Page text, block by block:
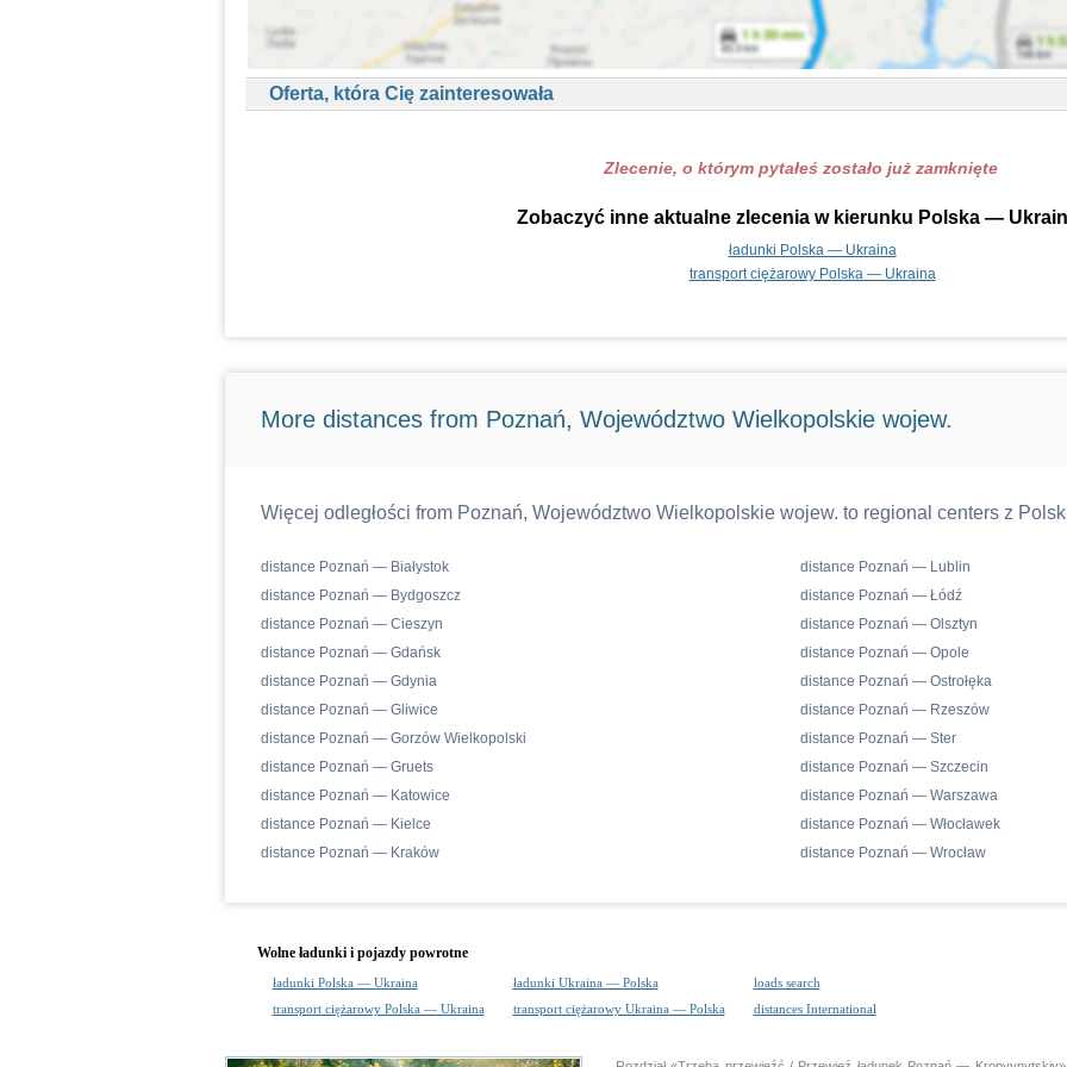
Oferta, która Cię zainteresowała
Zlecenie, o którym pytałeś zostało już zamknięte
Zobaczyć inne aktualne zlecenia w kierunku Polska —
ładunki Polska — Ukraina
transport ciężarowy Polska — Ukraina
More distances from Poznań, Województwo Wielkopolskie wojew.
Więcej odległości from Poznań, Województwo Wielkopolskie wojew. to regional centers z
distance Poznań — Białystok
distance Poznań — Bydgoszcz
distance Poznań — Cieszyn
distance Poznań — Gdańsk
distance Poznań — Gdynia
distance Poznań — Gliwice
distance Poznań — Gorzów Wielkopolski
distance Poznań — Gruets
distance Poznań — Katowice
distance Poznań — Kielce
distance Poznań — Kraków
distance Poznań — Lublin
distance Poznań — Łódź
distance Poznań — Olsztyn
distance Poznań — Opole
distance Poznań — Ostrołęka
distance Poznań — Rzeszów
distance Poznań — Ster
distance Poznań — Szczecin
distance Poznań — Warszawa
distance Poznań — Włocławek
distance Poznań — Wrocław
Wolne ładunki i pojazdy powrotne
ładunki Polska — Ukraina ładunki Ukraina — Polska
loads search
transport ciężarowy Polska — Ukraina
transport ciężarowy Ukraina — Polska distances International